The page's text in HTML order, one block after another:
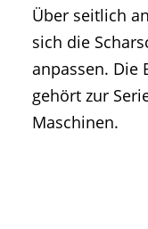
Über seitlich
sich die
anpassen. Die
gehört zur
Maschinen.